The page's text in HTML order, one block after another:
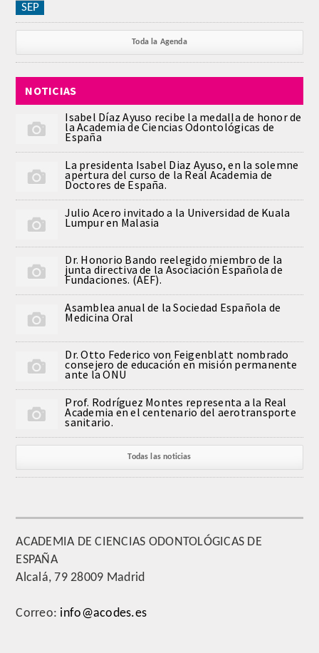
SEP
Toda la Agenda
NOTICIAS
Isabel Díaz Ayuso recibe la medalla de honor de
la Academia de Ciencias Odontológicas de
España
La presidenta Isabel Diaz Ayuso, en la solemne
apertura del curso de la Real Academia de
Doctores de España.
Julio Acero invitado a la Universidad de Kuala
Lumpur en Malasia
Dr. Honorio Bando reelegido miembro de la
junta directiva de la Asociación Española de
Fundaciones. (AEF).
Asamblea anual de la Sociedad Española de
Medicina Oral
Dr. Otto Federico von Feigenblatt nombrado
consejero de educación en misión permanente
ante la ONU
Prof. Rodríguez Montes representa a la Real
Academia en el centenario del aerotransporte
sanitario.
Todas las noticias
ACADEMIA DE CIENCIAS ODONTOLÓGICAS DE
ESPAÑA
Alcalá, 79 28009 Madrid
Correo: info@acodes.es